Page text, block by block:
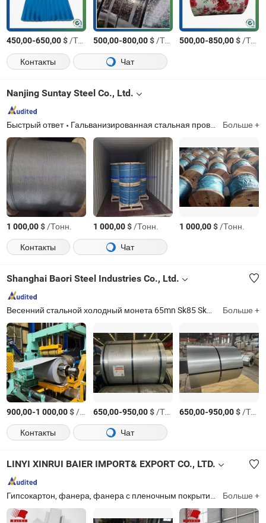
450,00-650,00$/Тонн. 500,00-800,00$/Тонн. 500,00-850,00$/Тонн.
Контакты
Чат
Nanjing Suntay Steel Co., Ltd.
Быстрый ответ Гальванизированная стальная проволока, проволока для растяжки, проволока для крепления, оцинкованная стальная проволока, проволока для предварительно напряженных конструкций, алюминиевый обклад стальной проволоки, гальванизированная стальная проволока в прутках, алюминиевый обклад стальной проволоки в прутках, стальной кабельный зажим, поворотное подшипниковое кольцо Больше +
1 000,00$/Тонн. 1 000,00$/Тонн. 1 000,00$/Тонн.
Контакты
Чат
Shanghai Baori Steel Industries Co., Ltd.
Весенний стальной холодный монета 65mn Sk85 Sk95 C67s, горячепоцинкованный алюминизированный сталь SA1c SA1d Dx53D+as, расширительный шов, электроцинкованная сталь Secc, стальная труба с керамическим покрытием, нержавеющая сталь 304 316 316L 201 403, металлический шланг, алюминизированная сталь с кремнием, сталь Инвар Больше +
900,00-1 000,00$/Тонн. 650,00-950,00$/Тонн. 650,00-950,00$/Тонн.
Контакты
Чат
LINYI XINRUI BAIER IMPORT& EXPORT CO., LTD.
Гипсокартон, фанера, фанера с пленочным покрытием, ПВХ плитка для потолка из гипса, Т-образный профиль, канал, доступная панель из гипса, ПВХ потолок, полоска для коврового покрытия, перфорированный гипсокартон Больше +